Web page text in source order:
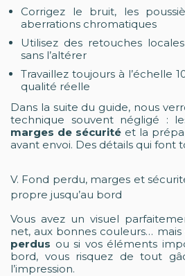
Corrigez le bruit, les
aberrations chromatiques
Utilisez des retouches
sans l’altérer
Travaillez toujours à l’échelle
qualité réelle
Dans la suite du guide, nous
technique souvent négligé :
marges de sécurité et la
avant envoi. Des détails qui font
V. Fond perdu, marges et
propre jusqu’au bord
Vous avez un visuel
net, aux bonnes couleurs… mais
perdus ou si vos éléments
bord, vous risquez de tout
l’impression.